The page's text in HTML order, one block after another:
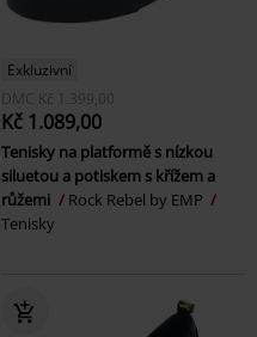
Exkluzivní
DMC
Kč 1.399,00
Kč 1.089,00
Tenisky na platformě s nízkou
siluetou a potiskem s křížem a
růžemi
Rock Rebel by EMP
Tenisky